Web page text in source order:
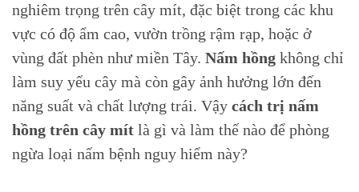
nghiêm trọng trên cây mít, đặc biệt trong các khu
vực có độ ẩm cao, vườn trồng rậm rạp, hoặc ở
vùng đất phèn như miền Tây. Nấm hồng không chỉ
làm suy yếu cây mà còn gây ảnh hưởng lớn đến
năng suất và chất lượng trái. Vậy cách trị nấm
hồng trên cây mít là gì và làm thế nào để phòng
ngừa loại nấm bệnh nguy hiểm này?